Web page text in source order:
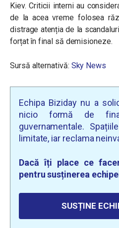
Kiev. Criticii interni au
de la acea vreme folosea
distrage atenția de la
forțat în final să demisioneze.
Sursă alternativă: Sky News
Echipa Biziday nu a
nicio formă de
guvernamentale.
limitate, iar reclama
Dacă îți place ce
pentru susținerea
SUSȚINE